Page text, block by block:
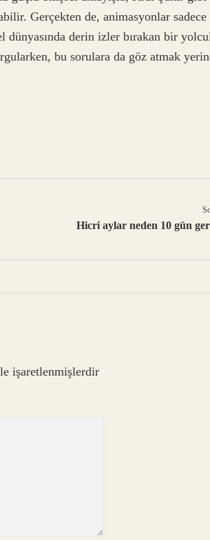
Gerçekten de, animasyonlar
dünyasında derin izler bırakan bir
bu sorulara da göz atmak
Hicri aylar neden 10 gün
işaretlenmişlerdir